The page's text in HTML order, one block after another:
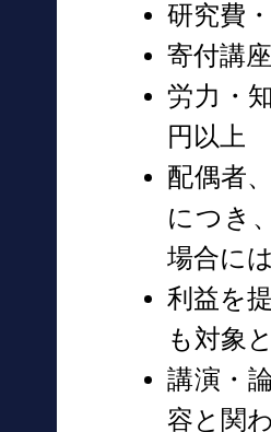
研究費
寄付講
労力・
円以上
配偶者
につき
場合に
利益を
も対象
講演・
容と関